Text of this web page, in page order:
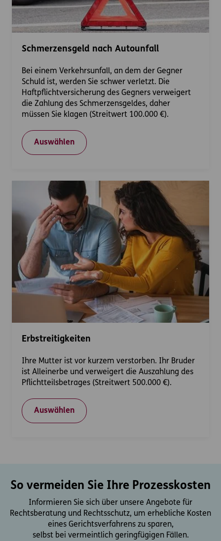
Schmerzensgeld nach Autounfall
Bei einem Verkehrsunfall, an dem der Gegner
Schuld ist, werden Sie schwer verletzt. Die
Haftpflichtversicherung des Gegners verweigert
die Zahlung des Schmerzensgeldes, daher
müssen Sie klagen (Streitwert 100.000 €).
Auswählen
Erbstreitigkeiten
Ihre Mutter ist vor kurzem verstorben. Ihr Bruder
ist Alleinerbe und verweigert die Auszahlung des
Pflichtteilsbetrages (Streitwert 500.000 €).
Auswählen
So vermeiden Sie Ihre Prozesskosten
Informieren Sie sich über unsere Angebote für
Rechtsberatung und Rechtsschutz, um erhebliche Kosten
eines Gerichtsverfahrens zu sparen,
selbst bei vermeintlich geringfügigen Fällen.